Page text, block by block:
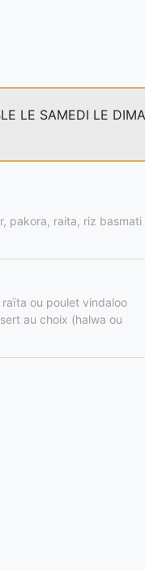
LE SAMEDI LE
pakora, raita, riz basmati
ou poulet vindaloo
au choix (halwa ou